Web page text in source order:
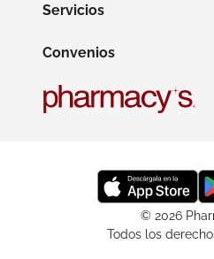
Servicios
Convenios
© 2026
Todos los